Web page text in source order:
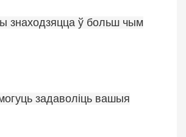
знаходзяцца ў больш чым
задаволіць вашыя